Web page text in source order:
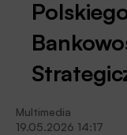
Multimedia
19.05.2026 14:17